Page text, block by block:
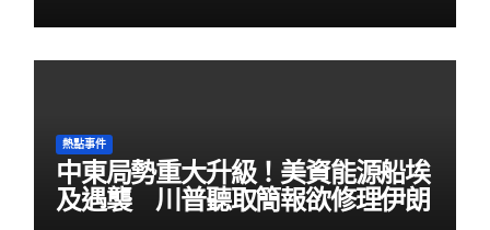
熱點事件
中東局勢重大升級！美資能源船埃
及遇襲 川普聽取簡報欲修理伊朗